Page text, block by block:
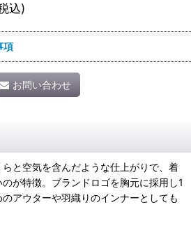
込)
項
お問い合わせ
と空気を含んだような仕上がりで、着
が特徴。ブランドロゴを胸元に採用し1
アウターや羽織りのインナーとしても